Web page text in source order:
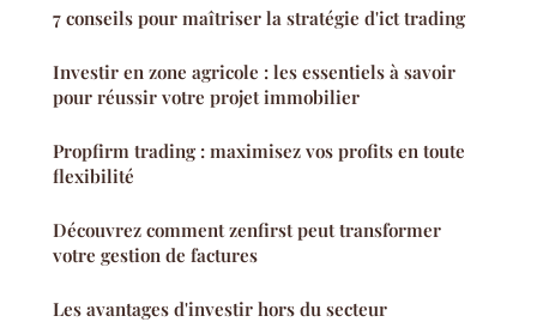
7 conseils pour maîtriser la stratégie d'ict trading
Investir en zone agricole : les essentiels à savoir
pour réussir votre projet immobilier
Propfirm trading : maximisez vos profits en toute
flexibilité
Découvrez comment zenfirst peut transformer
votre gestion de factures
Les avantages d'investir hors du secteur